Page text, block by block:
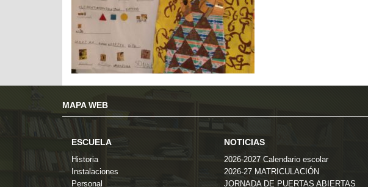
MAPA WEB
ESCUELA
Historia
Instalaciones
Personal
NOTICIAS
2026-2027 Calendario escolar
2026-27 MATRICULACIÓN
JORNADA DE PUERTAS ABIERTAS